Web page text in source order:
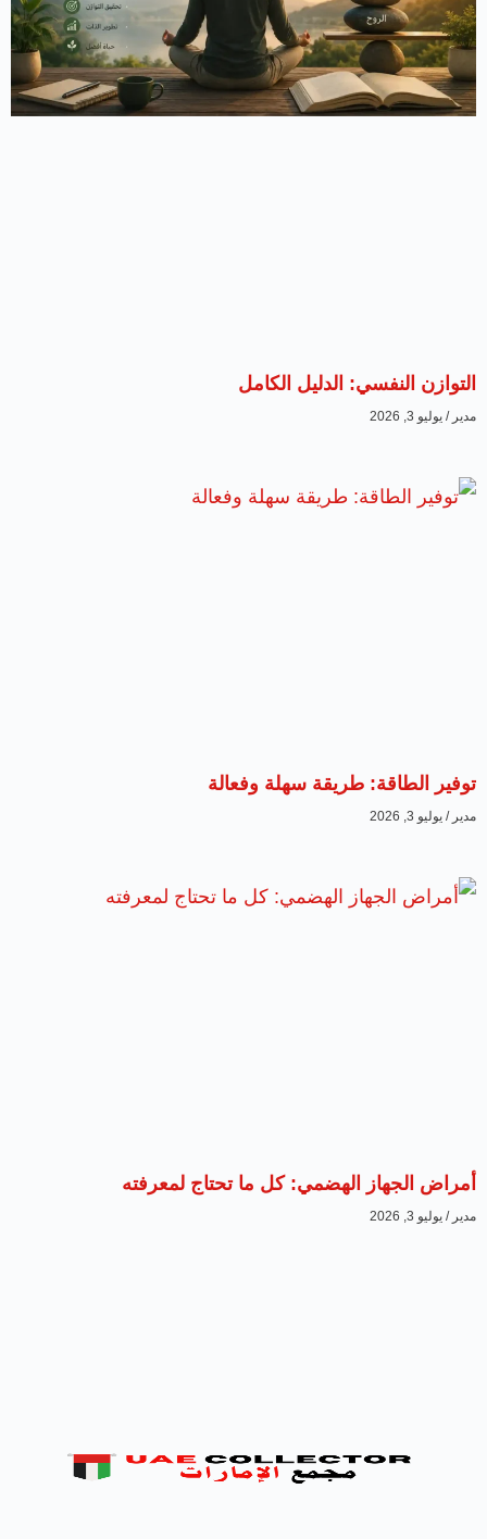
التوازن النفسي: الدليل الكامل
مدير يوليو 3, 2026
توفير الطاقة: طريقة سهلة وفعالة
مدير يوليو 3, 2026
أمراض الجهاز الهضمي: كل ما تحتاج لمعرفته
مدير يوليو 3, 2026